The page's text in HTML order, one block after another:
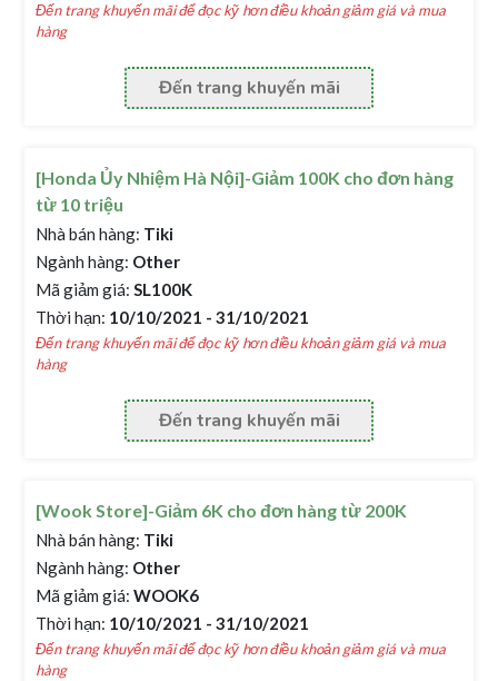
Đến trang khuyến mãi để đọc kỹ hơn điều khoản giảm giá và mua
hàng
Đến trang khuyến mãi
[Honda Ủy Nhiệm Hà Nội]-Giảm 100K cho đơn hàng
từ 10 triệu
Nhà bán hàng: Tiki
Ngành hàng: Other
Mã giảm giá: SL100K
Thời hạn: 10/10/2021 - 31/10/2021
Đến trang khuyến mãi để đọc kỹ hơn điều khoản giảm giá và mua
hàng
Đến trang khuyến mãi
[Wook Store]-Giảm 6K cho đơn hàng từ 200K
Nhà bán hàng: Tiki
Ngành hàng: Other
Mã giảm giá: WOOK6
Thời hạn: 10/10/2021 - 31/10/2021
Đến trang khuyến mãi để đọc kỹ hơn điều khoản giảm giá và mua
hàng